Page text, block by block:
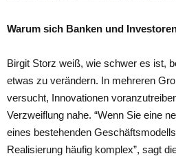
Warum sich Banken und
Birgit Storz weiß, wie schwer es ist,
etwas zu verändern. In mehreren
versucht, Innovationen
Verzweiflung nahe. “Wenn Sie eine
eines bestehenden
Realisierung häufig komplex”, sagt